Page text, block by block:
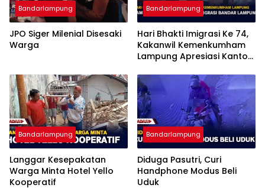
Bandarlampung
JPO Siger Milenial Disesaki
Warga
Bandarlampung
Hari Bhakti Imigrasi Ke 74,
Kakanwil Kemenkumham
Lampung Apresiasi Kantor
Bandarlampung
Langgar Kesepakatan
Warga Minta Hotel Yello
Kooperatif
Bandarlampung
Diduga Pasutri, Curi
Handphone Modus Beli
Uduk